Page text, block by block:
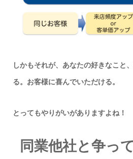
しかもそれが、あなたの好きなこと
る。お客様に喜んでいただける。
とってもやりがいがありますよね！
同業他社と争っ